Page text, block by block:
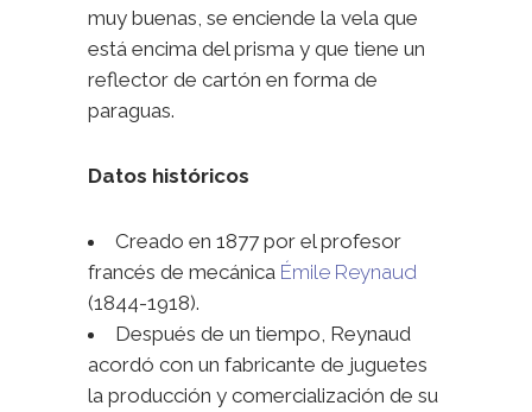
muy buenas, se enciende la vela que
está encima del prisma y que tiene un
reflector de cartón en forma de
paraguas.
Datos históricos
Creado en 1877 por el profesor
francés de mecánica Émile Reynaud
(1844-1918).
Después de un tiempo, Reynaud
acordó con un fabricante de juguetes
la producción y comercialización de su